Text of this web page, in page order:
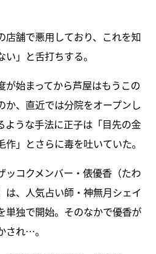
店舗で悪用しており、これを知
」と舌打ちする。
が始まってから芦屋はもうこの
か、直近では分院をオープンし
ような手法に正子は「目先の金
」とさらに毒を吐いていた。
ッコクメンバー・俵優香（たわ
は、人気占い師・神無月シェイ
単独で開始。そのなかで優香が
され…。